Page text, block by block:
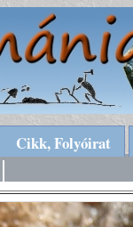
Cikk, Folyóirat